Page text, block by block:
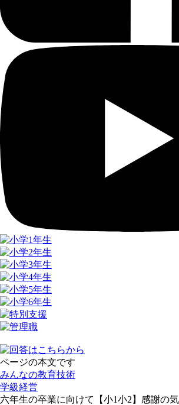
ページの本文です
みんなの教育技術
学級経営
六年生の卒業に向けて【小1小2】感謝の